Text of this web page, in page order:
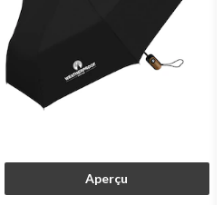
Aperçu